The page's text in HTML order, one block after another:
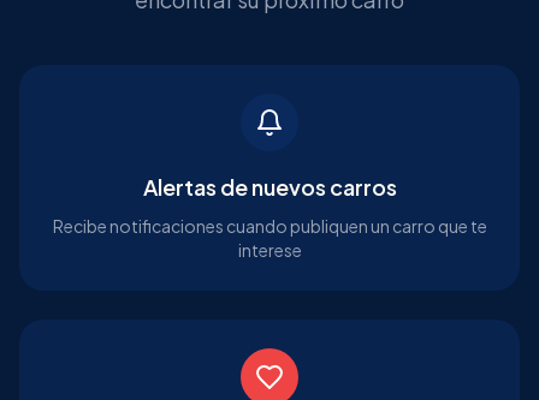
Alertas de nuevos carros
Recibe notificaciones cuando publiquen un carro que te
interese